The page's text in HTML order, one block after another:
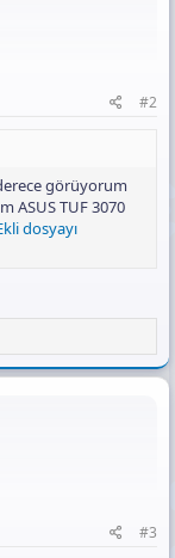
#2
görüyorum
ASUS TUF 3070
dosyayı
#3